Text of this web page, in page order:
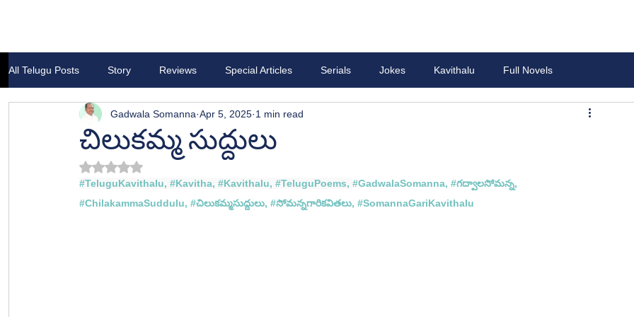
All Telugu Posts Story Reviews Special Articles Serials Jokes Kavithalu Full Novels
చిలుకమ్మ సుద్దులు
Gadwala Somanna Apr 5, 2025 1 min read
Rated NaN out of 5 stars.
#TeluguKavithalu, #Kavitha, #Kavithalu, #TeluguPoems, #GadwalaSomanna, #గద్వాలసోమన్న,
#ChilakammaSuddulu, #చిలుకమ్మసుద్దులు, #సోమన్నగారికవితలు, #SomannaGariKavithalu